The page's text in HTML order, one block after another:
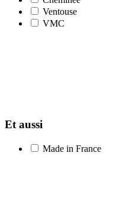
Ventouse
VMC
Et aussi
Made in France